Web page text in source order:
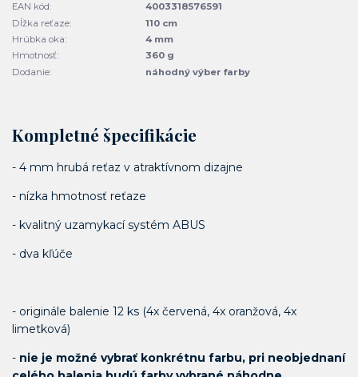
EAN kód:
4003318576591
Dĺžka reťaze:
110 cm
Hrúbka oka:
4 mm
Hmotnosť:
360 g
Dodanie:
náhodný výber farby
Kompletné špecifikácie
- 4 mm hrubá reťaz v atraktívnom dizajne
- nízka hmotnosť reťaze
- kvalitný uzamykací systém ABUS
- dva kľúče
- originále balenie 12 ks (4x červená, 4x oranžová, 4x
limetková)
- nie je možné vybrať konkrétnu farbu, pri neobjednaní